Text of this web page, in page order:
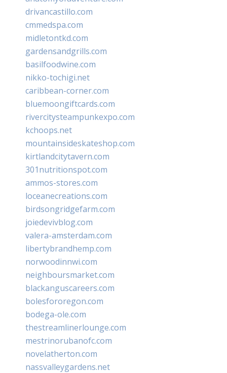
drivancastillo.com
cmmedspa.com
midletontkd.com
gardensandgrills.com
basilfoodwine.com
nikko-tochigi.net
caribbean-corner.com
bluemoongiftcards.com
rivercitysteampunkexpo.com
kchoops.net
mountainsideskateshop.com
kirtlandcitytavern.com
301nutritionspot.com
ammos-stores.com
loceanecreations.com
birdsongridgefarm.com
joiedevivblog.com
valera-amsterdam.com
libertybrandhemp.com
norwoodinnwi.com
neighboursmarket.com
blackanguscareers.com
bolesfororegon.com
bodega-ole.com
thestreamlinerlounge.com
mestrinorubanofc.com
novelatherton.com
nassvalleygardens.net